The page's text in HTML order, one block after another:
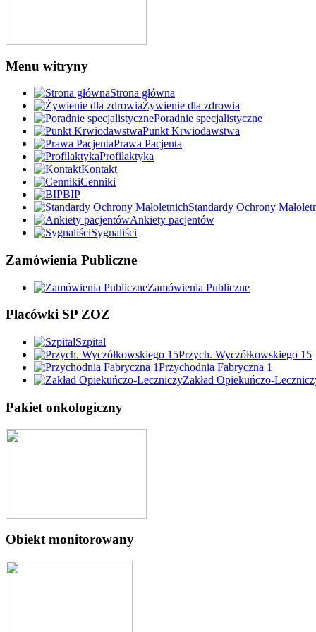
Menu witryny
Strona główna
Żywienie dla zdrowia
Poradnie specjalistyczne
Punkt Krwiodawstwa
Prawa Pacjenta
Profilaktyka
Kontakt
Cenniki
BIP
Standardy Ochrony
Ankiety pacjentów
Sygnaliści
Zamówienia Publiczne
Zamówienia Publiczne
Placówki SP ZOZ
Szpital
Przych. Wyczółkowskiego 15
Przychodnia Fabryczna 1
Zakład Opiekuńczo-
Pakiet onkologiczny
Obiekt monitorowany